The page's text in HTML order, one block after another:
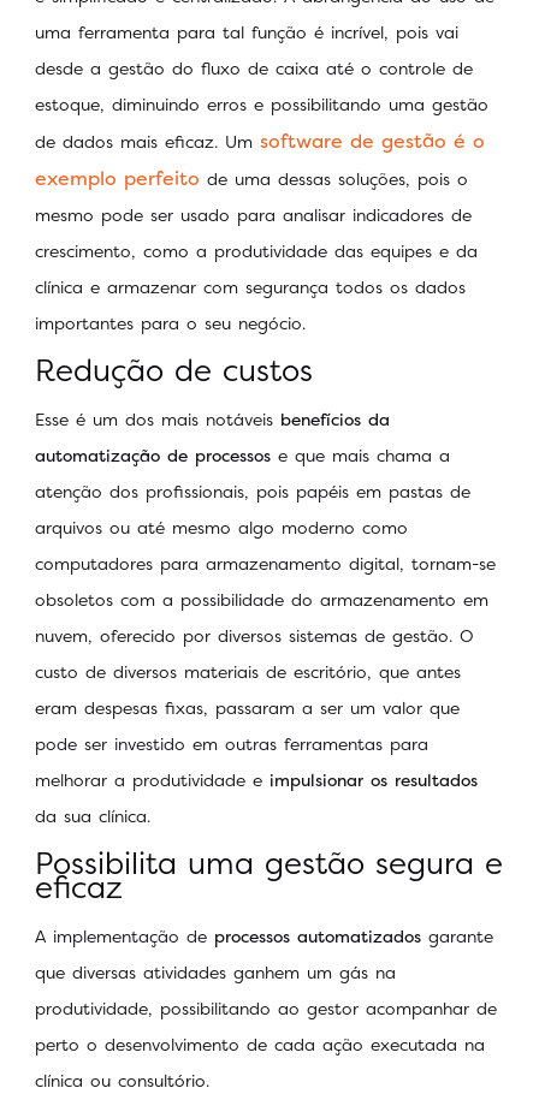
uma ferramenta para tal função é incrível, pois vai
desde a gestão do fluxo de caixa até o controle de
estoque, diminuindo erros e possibilitando uma gestão
de dados mais eficaz. Um software de gestão é o
exemplo perfeito de uma dessas soluções, pois o
mesmo pode ser usado para analisar indicadores de
crescimento, como a produtividade das equipes e da
clínica e armazenar com segurança todos os dados
importantes para o seu negócio.
Redução de custos
Esse é um dos mais notáveis benefícios da
automatização de processos e que mais chama a
atenção dos profissionais, pois papéis em pastas de
arquivos ou até mesmo algo moderno como
computadores para armazenamento digital, tornam-se
obsoletos com a possibilidade do armazenamento em
nuvem, oferecido por diversos sistemas de gestão. O
custo de diversos materiais de escritório, que antes
eram despesas fixas, passaram a ser um valor que
pode ser investido em outras ferramentas para
melhorar a produtividade e impulsionar os resultados
da sua clínica.
Possibilita uma gestão segura e
eficaz
A implementação de processos automatizados garante
que diversas atividades ganhem um gás na
produtividade, possibilitando ao gestor acompanhar de
perto o desenvolvimento de cada ação executada na
clínica ou consultório.